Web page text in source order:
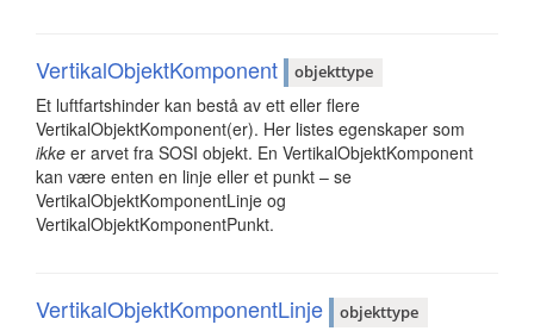
VertikalObjektKomponent objekttype
Et luftfartshinder kan bestå av ett eller flere
VertikalObjektKomponent(er). Her listes egenskaper som
ikke er arvet fra SOSI objekt. En VertikalObjektKomponent
kan være enten en linje eller et punkt – se
VertikalObjektKomponentLinje og
VertikalObjektKomponentPunkt.
VertikalObjektKomponentLinje objekttype